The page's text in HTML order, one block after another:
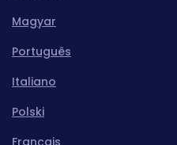
Magyar
Português
Italiano
Polski
Français